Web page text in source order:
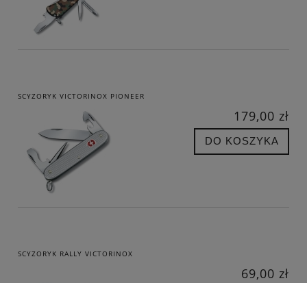
SCYZORYK VICTORINOX PIONEER
179,00 zł
DO KOSZYKA
SCYZORYK RALLY VICTORINOX
69,00 zł